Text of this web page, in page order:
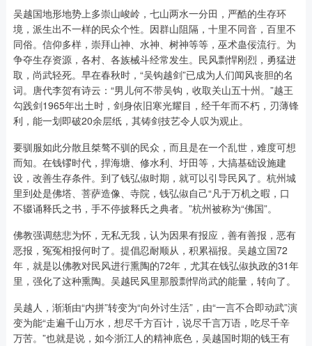
吴越国地形地势上多崇山峻岭，七山两水一分田，严酷的生存环
境，派生出不一样的民众个性。因群山阻隔，十里不同音，百里不
同俗。信仰多样，崇拜山神、水神、树神等等，巫术蛊佞流行。为
争夺生存资源，各村、各族械斗经常发生。民风剽悍刚烈，勇猛进
取，尚武轻死。早在春秋时，“吴钩越剑”已成为人们闻风丧胆的名
词。唐代李贺有诗云：“男儿何不带吴钩，收取关山五十州。”越王
勾践剑1965年出土时，剑身依旧寒光耀目，经千年而不朽，刃薄锋
利，能一划即破20余层纸，其铸剑技艺令人叹为观止。
要驯服如此分散且桀骜不驯的民众，而且是在一个乱世，难度可想
而知。在钱镠时代，捍海塘、修水利、圩田等，大搞基础设施建
设，改善生存条件。到了钱弘俶时期，就可以引导民风了。杭州城
里到处是佛塔、菩萨造像、寺院，钱弘俶自己“凡于万机之暇，口
不辍诵释氏之书，手不停披释氏之典者。”杭州被称为“佛国”。
佛教强调慈悲为怀，无私无我，认为因果有报应，善有善报，恶有
恶报，冤冤相报何时了。提倡忍耐顺从，积累福报。吴越立国72
年，就是以佛教对民风进行熏陶的72年，尤其在钱弘俶执政的31年
里，强化了这种熏陶。吴越民风里那股剽悍尚武的能量，转向了。
吴越人，渐渐由“内拼”转变为“向外讨生活”，由“一言不合即动武”演
变为能“走遍千山万水，想尽千方百计，说尽千言万语，吃尽千辛
万苦。”也就是说，如今浙江人的精神底色，吴越国时期的钱王有